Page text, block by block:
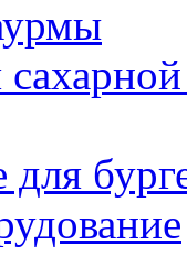
для